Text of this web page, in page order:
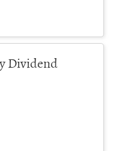
Dividend